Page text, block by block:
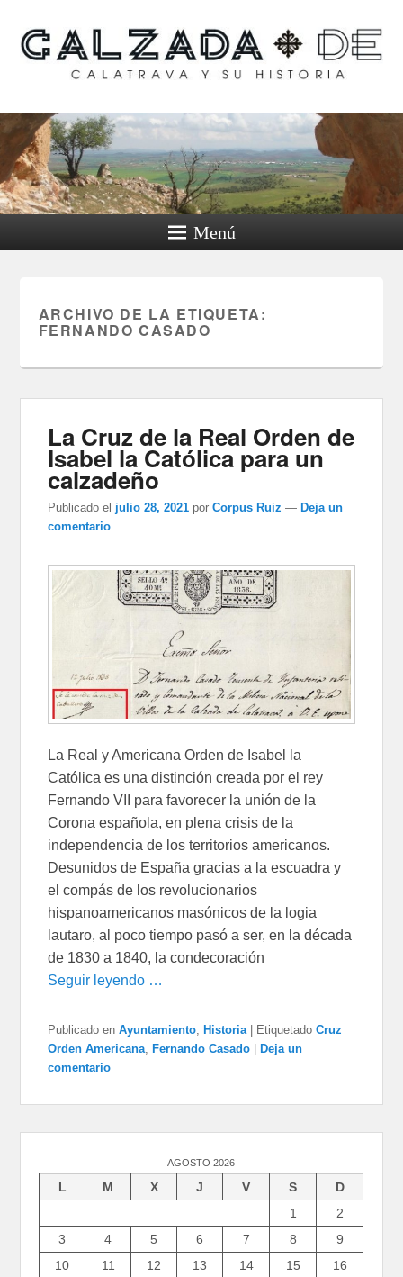
Calzada de Calatrava y
su historia
Menú
ARCHIVO DE LA ETIQUETA:
FERNANDO CASADO
La Cruz de la Real Orden de
Isabel la Católica para un
calzadeño
Publicado el julio 28, 2021 porCorpus Ruiz — Deja un
comentario
La Real y Americana Orden de Isabel la
Católica es una distinción creada por el rey
Fernando VII para favorecer la unión de la
Corona española, en plena crisis de la
independencia de los territorios americanos.
Desunidos de España gracias a la escuadra y
el compás de los revolucionarios
hispanoamericanos masónicos de la logia
lautaro, al poco tiempo pasó a ser, en la década
de 1830 a 1840, la condecoración
Seguir leyendo …
Publicado en Ayuntamiento, Historia Etiquetado Cruz
Orden Americana, Fernando Casado
Deja un
comentario
AGOSTO 2026
L M X J V S
D
1
2
3
4 5 6 7 8
9
10
11 12 13 14 15
16